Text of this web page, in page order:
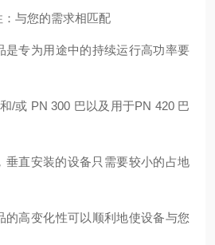
与您的需求相匹配
是专为用途中的持续运行高功率要
/或 PN 300 巴以及用于PN 420 巴
垂直安装的设备只需要较小的占地
的高变化性可以顺利地使设备与您